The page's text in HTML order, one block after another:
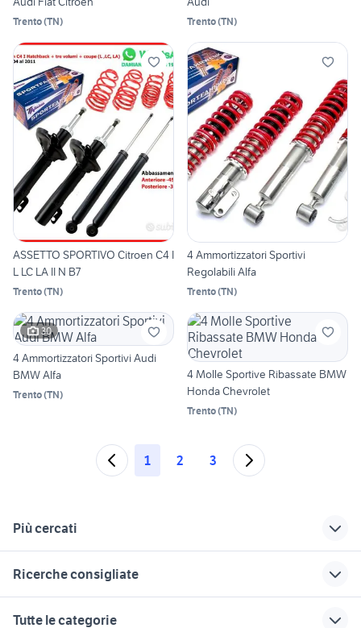
Trento(TN) Trento(TN)
ASSETTO SPORTIVO Citroen C4 I
L LC LA II N B7
Trento(TN)
4 Ammortizzatori Sportivi
Regolabili Alfa
Trento(TN)
30
4 Ammortizzatori Sportivi Audi
BMW Alfa
Trento(TN)
4 Molle Sportive Ribassate BMW
Honda Chevrolet
Trento(TN)
1 2 3
Più cercati
provincia
Ricerche consigliate
Tutte le categorie